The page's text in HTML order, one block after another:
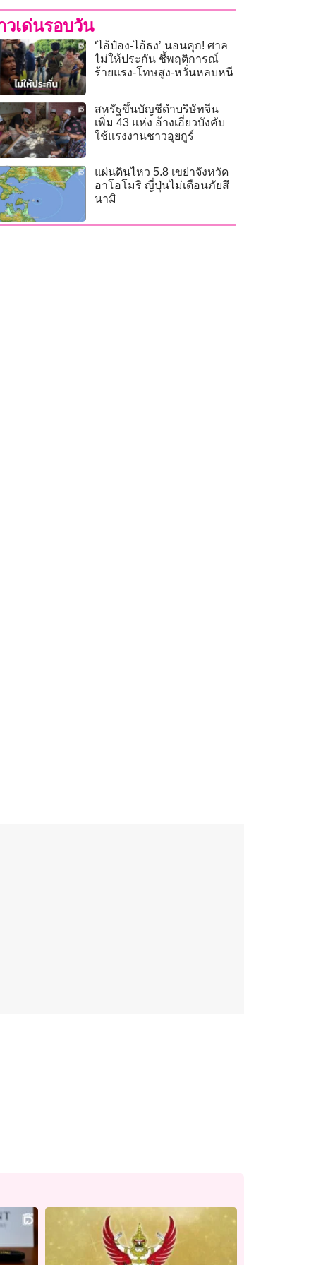
วเด่นรอบวัน
‘ไอ้ป๋อง-ไอ้ธง’ นอนคุก! ศาล
ไม่ให้ประกัน ชี้พฤติการณ์
ร้ายแรง-โทษสูง-หวั่นหลบหนี
สหรัฐขึ้นบัญชีดำบริษัทจีน
เพิ่ม 43 แห่ง อ้างเอี่ยวบังคับ
ใช้แรงงานชาวอุยกูร์
แผ่นดินไหว 5.8 เขย่าจังหวัด
อาโอโมริ ญี่ปุ่นไม่เตือนภัยสึ
นามิ